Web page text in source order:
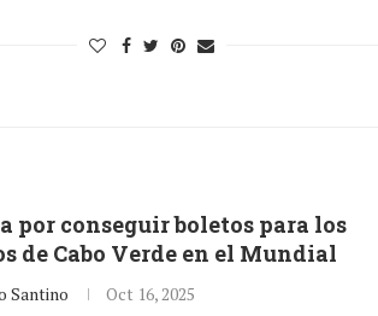
por conseguir boletos para los
de Cabo Verde en el Mundial
Santino Oct 16, 2025